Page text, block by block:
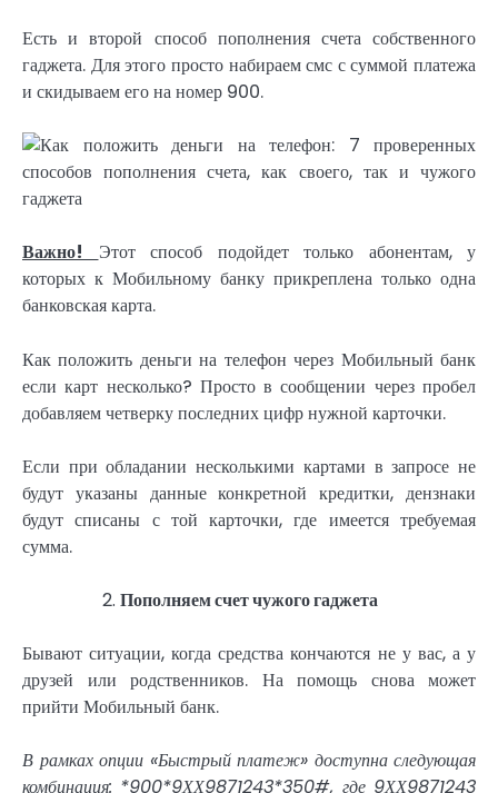
Есть и второй способ пополнения счета собственного
гаджета. Для этого просто набираем смс с суммой платежа
и скидываем его на номер 900.
Важно!
Этот способ подойдет только абонентам, у
которых к Мобильному банку прикреплена только одна
банковская карта.
Как положить деньги на телефон через Мобильный банк
если карт несколько? Просто в сообщении через пробел
добавляем четверку последних цифр нужной карточки.
Если при обладании несколькими картами в запросе не
будут указаны данные конкретной кредитки, дензнаки
будут списаны с той карточки, где имеется требуемая
сумма.
Пополняем счет чужого гаджета
Бывают ситуации, когда средства кончаются не у вас, а у
друзей или родственников. На помощь снова может
прийти Мобильный банк.
В рамках опции «Быстрый платеж» доступна следующая
комбинация: *900*9ХХ9871243*350#, где 9ХХ9871243